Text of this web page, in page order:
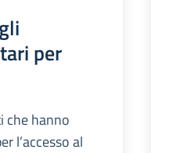
per
che hanno
l’accesso al